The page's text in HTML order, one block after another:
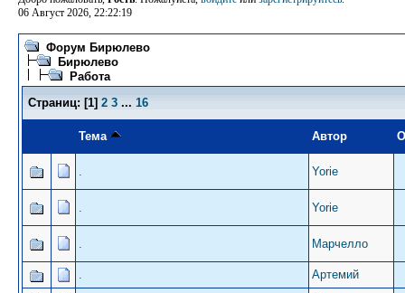
06 Август 2026, 22:22:19
Форум Бирюлево
Бирюлево
Работа
Страниц: [1] 2 3 ... 16
Тема Автор
. Yorie
. Yorie
. Марчелло
.
Артемий